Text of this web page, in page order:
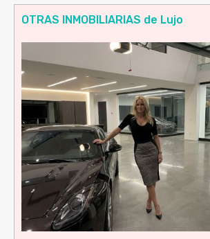
OTRAS INMOBILIARIAS de Lujo